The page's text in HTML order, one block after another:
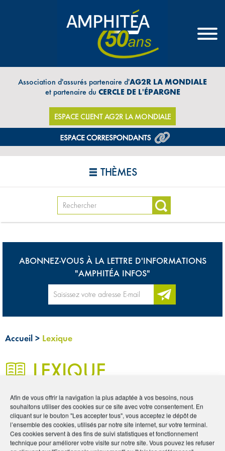
Afin de vous offrir la navigation la plus adaptée à vos besoins, nous
souhaitons utiliser des cookies sur ce site avec votre consentement. En
cliquant sur le bouton "Les accepter tous", vous acceptez le dépôt de
l’ensemble des cookies, utilisés par notre site internet, sur votre terminal.
Ces cookies servent à des fins de suivi statistiques et fonctionnement
technique pour améliorer votre visite sur notre site. Vous pouvez les refuser
Association d'assurés partenaire d'AG2R LA MONDIALE
et partenaire du CERCLE DE L'ÉPARGNE
ESPACE CLIENT AG2R LA MONDIALE
THÈMES
ABONNEZ-VOUS À LA LETTRE D'INFORMATIONS
"AMPHITÉA INFOS"
Accueil > Lexique
LEXIQUE
Les mots de l’assurance
L’univers de l’assurance est riche et complexe. Qu’il s’agisse
0